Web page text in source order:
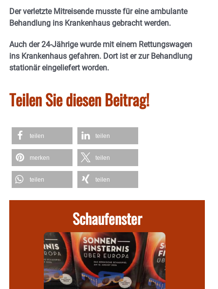
Der verletzte Mitreisende musste für eine ambulante
Behandlung ins Krankenhaus gebracht werden.
Auch der 24-Jährige wurde mit einem Rettungswagen
ins Krankenhaus gefahren. Dort ist er zur Behandlung
stationär eingeliefert worden.
Teilen Sie diesen Beitrag!
teilen teilen
merken teilen
teilen teilen
Schaufenster